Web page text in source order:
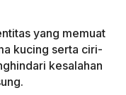
yang memuat
kucing serta ciri-
kesalahan